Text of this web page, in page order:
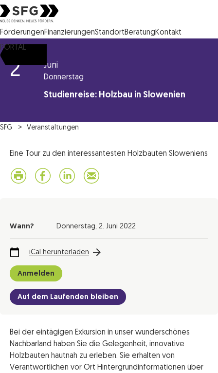
Steirische Wirtschaftsförderungsgesellschaft mbH SFG Logo
FörderungenFinanzierungenStandortBeratungKontakt
PORTAL
2 Juni
Donnerstag
Studienreise: Holzbau in Slowenien
SFG Veranstaltungen
Eine Tour zu den interessantesten Holzbauten Sloweniens
Wann? Donnerstag, 2. Juni 2022
iCal herunterladen
Anmelden
Auf dem Laufenden bleiben
Bei der eintägigen Exkursion in unser wunderschönes
Nachbarland haben Sie die Gelegenheit, innovative
Holzbauten hautnah zu erleben. Sie erhalten von
Verantwortlichen vor Ort Hintergrundinformationen über